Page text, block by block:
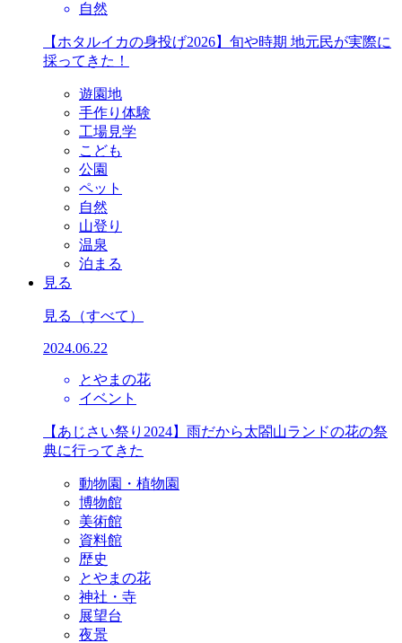
自然
【ホタルイカの身投げ2026】旬や時期 地元民が実際に
採ってきた！
遊園地
手作り体験
工場見学
こども
公園
ペット
自然
山登り
温泉
泊まる
見る
見る （すべて）
2024.06.22
とやまの花
イベント
【あじさい祭り2024】雨だから太閤山ランドの花の祭
典に行ってきた
動物園・植物園
博物館
美術館
資料館
歴史
とやまの花
神社・寺
展望台
夜景